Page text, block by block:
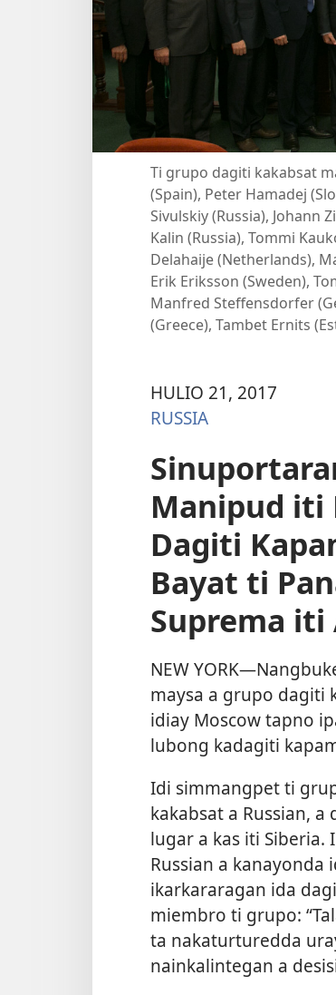
Ti grupo dagiti kakabsat
(Spain), Peter Hamadej
Sivulskiy (Russia), Johann
Kalin (Russia), Tommi
Delahaije (Netherlands),
Erik Eriksson (Sweden),
Manfred Steffensdorfer
(Greece), Tambet Ernits
HULIO 21, 2017
RUSSIA
Manipud iti
Dagiti
Bayat ti
Suprema iti
NEW
maysa a grupo dagiti
idiay Moscow tapno
lubong kadagiti
Idi simmangpet ti
kakabsat a Russian,
lugar a kas iti
Russian a
ikarkararagan ida
miembro ti grupo:
ta nakaturturedda
nainkalintegan a